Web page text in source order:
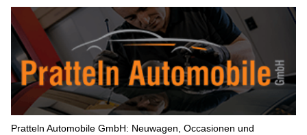
Pratteln Automobile GmbH: Neuwagen, Occasionen und